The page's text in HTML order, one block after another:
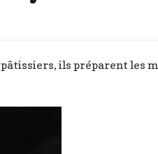
pâtissiers, ils préparent les